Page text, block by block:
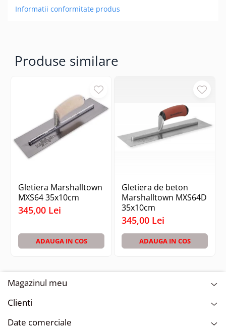
Informatii conformitate produs
Produse similare
Gletiera Marshalltown
MXS64 35x10cm
345,00 Lei
ADAUGA IN COS
Gletiera de beton
Marshalltown MXS64D
35x10cm
345,00 Lei
ADAUGA IN COS
Magazinul meu
Clienti
Date comerciale